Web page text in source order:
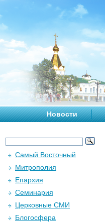
Новости
Самый Восточный
Митрополия
Епархия
Семинария
Церковные СМИ
Блогосфера